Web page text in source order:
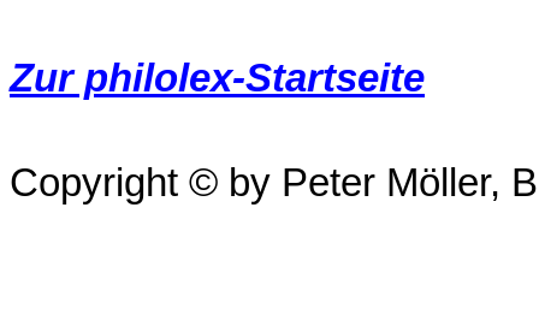
Zur philolex-Startseite
Copyright © by Peter Möller,